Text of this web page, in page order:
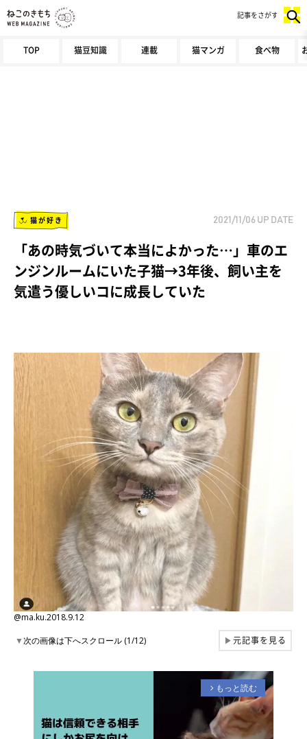
TOP 猫豆知識 連載 猫マンガ 食べ物
記事をさがす
猫が好き 2021/11/06 UP DATE
「あの時気づいて本当によかった…」車のエ
ンジンルームにいた子猫→3年後、飼い主を
気遣う優しいコに成長していた
@ma.ku.2018.9.12
▼次の画像は下へスクロール (1/12) ▶元記事を見る
arrow_forward_ios もっと読む